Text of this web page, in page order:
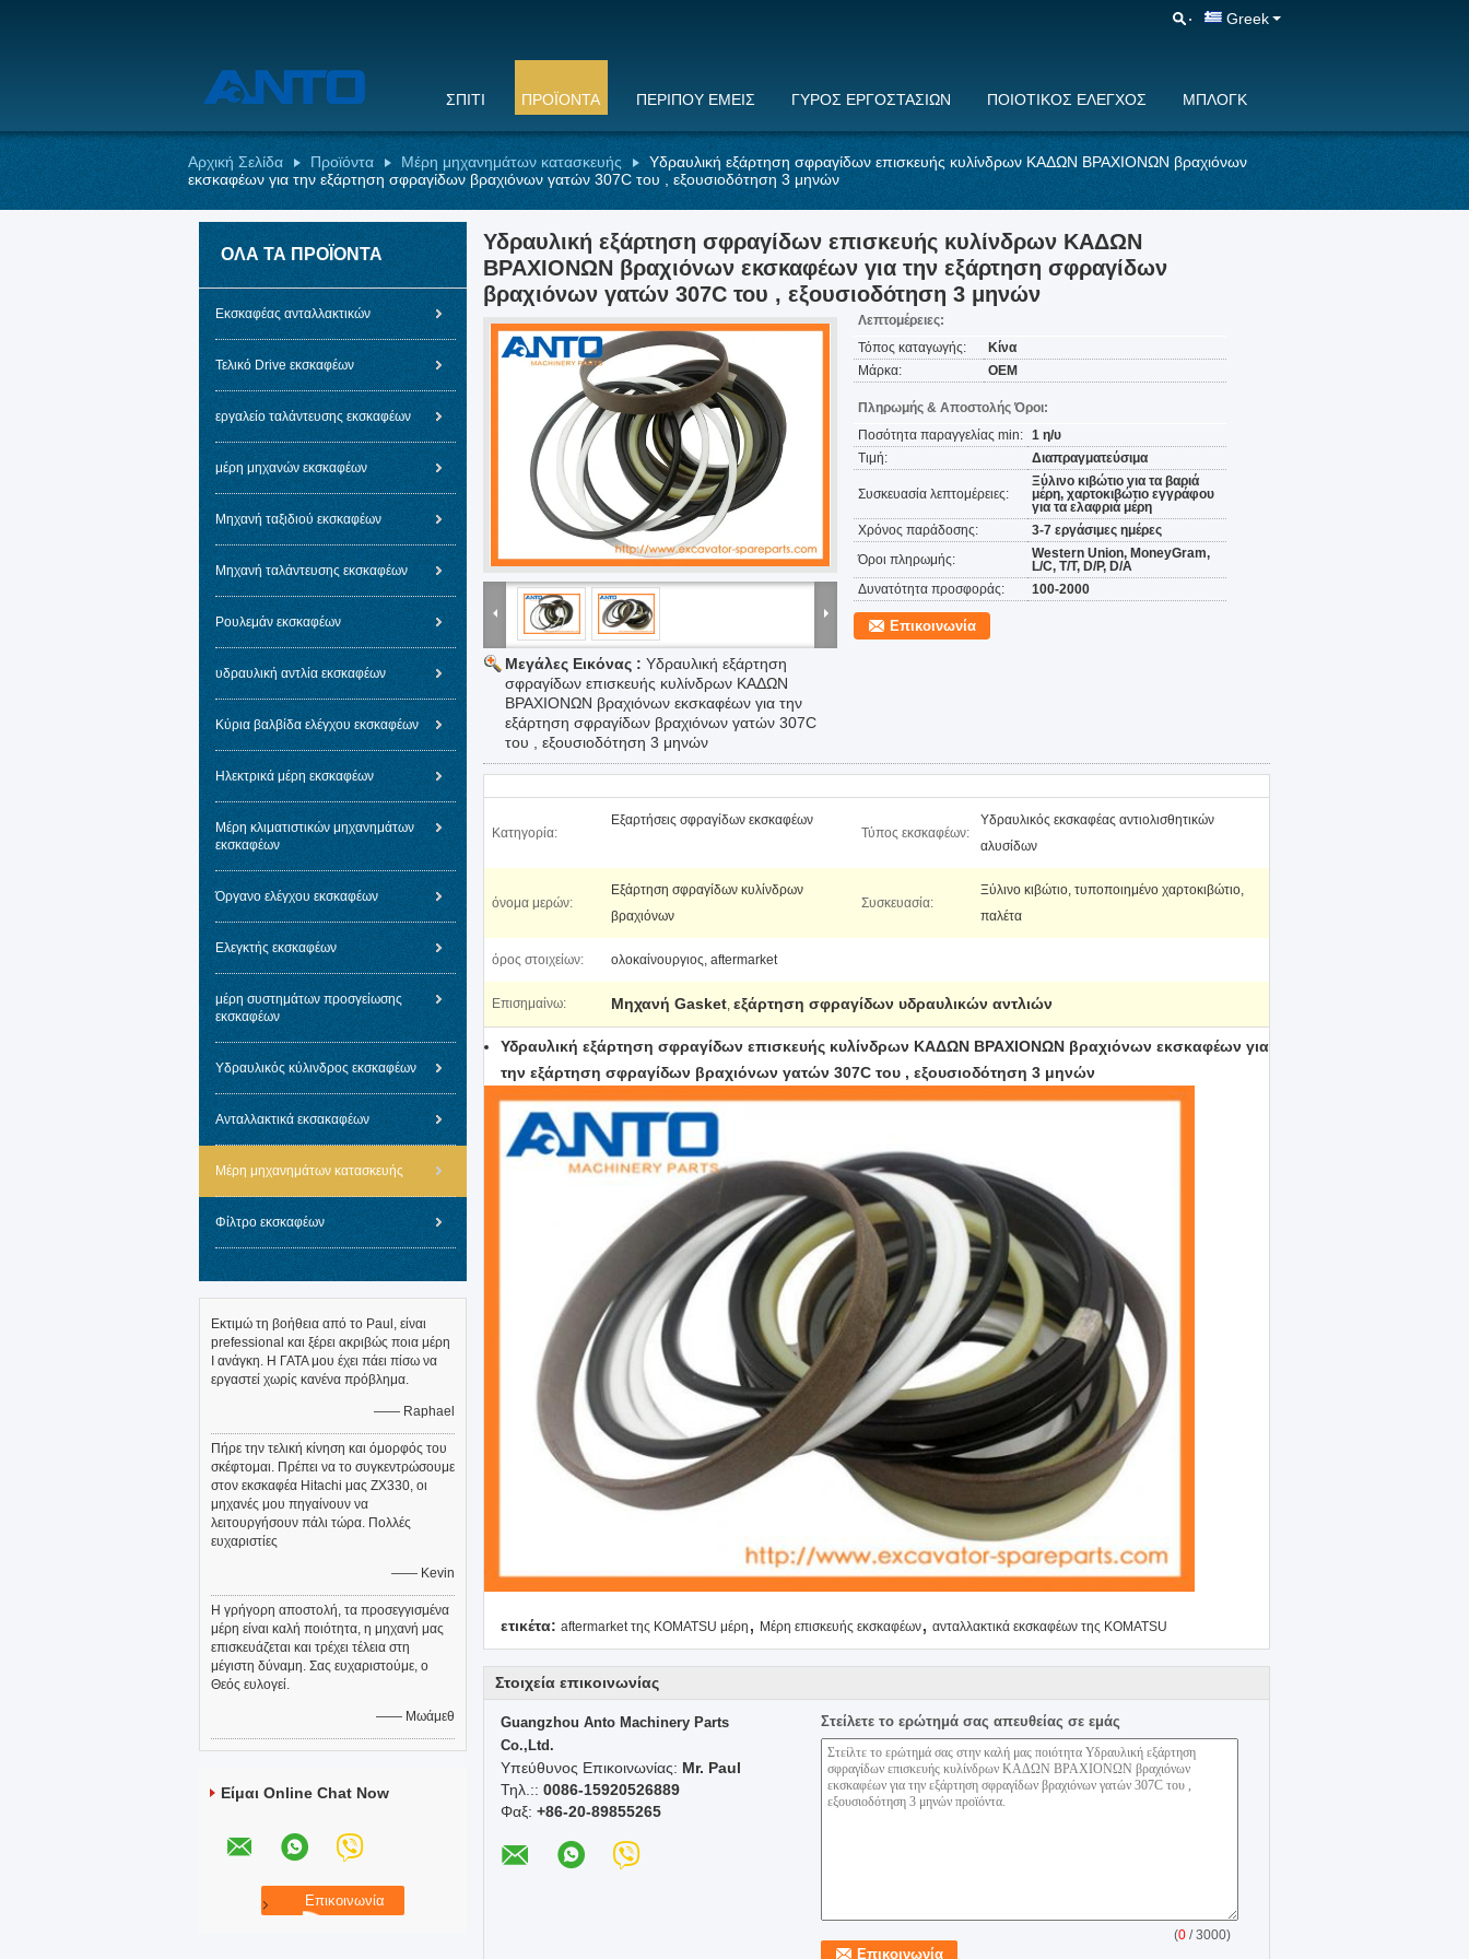
Greek
ΣΠΊΤΙ ΠΡΟΪΌΝΤΑ ΠΕΡΊΠΟΥ ΕΜΕΊΣ ΓΎΡΟΣ ΕΡΓΟΣΤΑΣΊΩΝ ΠΟΙΟΤΙΚΌΣ ΈΛΕΓΧΟΣ ΜΠΛΟΓΚ
Αρχική Σελίδα Προϊόντα Μέρη μηχανημάτων κατασκευής
Υδραυλική εξάρτηση σφραγίδων επισκευής κυλίνδρων ΚΑΔΩΝ ΒΡΑΧΙΟΝΩΝ βραχιόνων
εκσκαφέων για την εξάρτηση σφραγίδων βραχιόνων γατών 307C του , εξουσιοδότηση 3 μηνών
ΌΛΑ ΤΑ ΠΡΟΪΌΝΤΑ
Εκσκαφέας ανταλλακτικών
Τελικό Drive εκσκαφέων
εργαλείο ταλάντευσης εκσκαφέων
μέρη μηχανών εκσκαφέων
Μηχανή ταξιδιού εκσκαφέων
Μηχανή ταλάντευσης εκσκαφέων
Ρουλεμάν εκσκαφέων
υδραυλική αντλία εκσκαφέων
Κύρια βαλβίδα ελέγχου εκσκαφέων
Ηλεκτρικά μέρη εκσκαφέων
Μέρη κλιματιστικών μηχανημάτων
εκσκαφέων
Όργανο ελέγχου εκσκαφέων
Ελεγκτής εκσκαφέων
μέρη συστημάτων προσγείωσης
εκσκαφέων
Υδραυλικός κύλινδρος εκσκαφέων
Ανταλλακτικά εκσακαφέων
Μέρη μηχανημάτων κατασκευής
Φίλτρο εκσκαφέων
Εκτιμώ τη βοήθεια από το Paul, είναι
prefessional και ξέρει ακριβώς ποια μέρη
Ι ανάγκη. Η ΓΑΤΑ μου έχει πάει πίσω να
εργαστεί χωρίς κανένα πρόβλημα.
—— Raphael
Πήρε την τελική κίνηση και όμορφός του
σκέφτομαι. Πρέπει να το συγκεντρώσουμε
στον εκσκαφέα Hitachi μας ZX330, οι
μηχανές μου πηγαίνουν να
λειτουργήσουν πάλι τώρα. Πολλές
ευχαριστίες
—— Kevin
Η γρήγορη αποστολή, τα προσεγγισμένα
μέρη είναι καλή ποιότητα, η μηχανή μας
επισκευάζεται και τρέχει τέλεια στη
μέγιστη δύναμη. Σας ευχαριστούμε, ο
Θεός ευλογεί.
—— Μωάμεθ
Είμαι Online Chat Now
Υδραυλική εξάρτηση σφραγίδων επισκευής κυλίνδρων ΚΑΔΩΝ
ΒΡΑΧΙΟΝΩΝ βραχιόνων εκσκαφέων για την εξάρτηση σφραγίδων
βραχιόνων γατών 307C του , εξουσιοδότηση 3 μηνών
Μεγάλες Εικόνας : Υδραυλική εξάρτηση
σφραγίδων επισκευής κυλίνδρων ΚΑΔΩΝ
ΒΡΑΧΙΟΝΩΝ βραχιόνων εκσκαφέων για την
εξάρτηση σφραγίδων βραχιόνων γατών 307C
του , εξουσιοδότηση 3 μηνών
Λεπτομέρειες:
Τόπος καταγωγής:
Κίνα
Μάρκα:
OEM
Πληρωμής & Αποστολής Όροι:
Ποσότητα παραγγελίας min: 1 η/υ
Τιμή:
Διαπραγματεύσιμα
Συσκευασία λεπτομέρειες:
Ξύλινο κιβώτιο για τα βαριά
μέρη, χαρτοκιβώτιο εγγράφου
για τα ελαφριά μέρη
Χρόνος παράδοσης:
3-7 εργάσιμες ημέρες
Όροι πληρωμής:
Western Union, MoneyGram,
L/C, T/T, D/P, D/A
Δυνατότητα προσφοράς:
100-2000
Επικοινωνία
Κατηγορία:
Εξαρτήσεις σφραγίδων εκσκαφέων
Τύπος εκσκαφέων:
Υδραυλικός εκσκαφέας αντιολισθητικών
αλυσίδων
όνομα μερών:
Εξάρτηση σφραγίδων κυλίνδρων
βραχιόνων
Συσκευασία:
Ξύλινο κιβώτιο, τυποποιημένο χαρτοκιβώτιο,
παλέτα
όρος στοιχείων: ολοκαίνουργιος, aftermarket
Επισημαίνω: Μηχανή Gasket, εξάρτηση σφραγίδων υδραυλικών αντλιών
Υδραυλική εξάρτηση σφραγίδων επισκευής κυλίνδρων ΚΑΔΩΝ ΒΡΑΧΙΟΝΩΝ βραχιόνων εκσκαφέων για
την εξάρτηση σφραγίδων βραχιόνων γατών 307C του , εξουσιοδότηση 3 μηνών
ετικέτα: aftermarket της KOMATSU μέρη , Μέρη επισκευής εκσκαφέων, ανταλλακτικά εκσκαφέων της KOMATSU
Στοιχεία επικοινωνίας
Guangzhou Anto Machinery Parts
Co.,Ltd.
Υπεύθυνος Επικοινωνίας: Mr. Paul
Τηλ.:: 0086-15920526889
Φαξ: +86-20-89855265
Στείλετε το ερώτημά σας απευθείας σε εμάς
(0 / 3000)